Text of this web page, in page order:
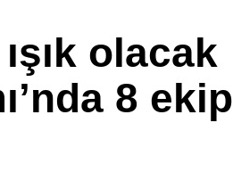
olacak
8 ekip